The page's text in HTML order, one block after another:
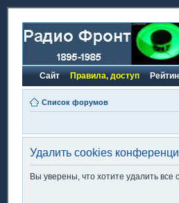
Сайт Правила, доступ
Список форумов
Удалить cookies
Вы уверены, что хотите удалить